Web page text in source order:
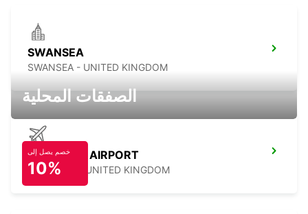
SWANSEA
SWANSEA - UNITED KINGDOM
NEWQUAY AIRPORT
NEWQUAY - UNITED KINGDOM
الصفقات المحلية
خصم يصل إلى
10%